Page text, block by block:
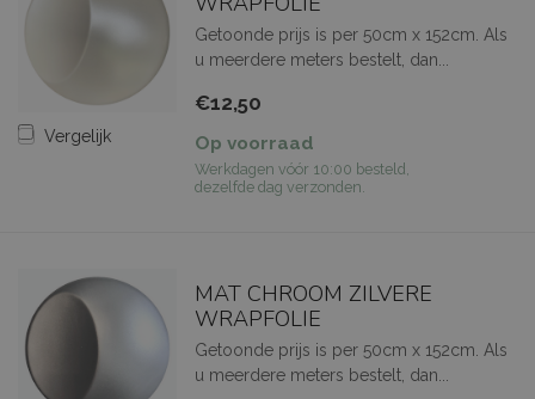
Vergelijk
Getoonde prijs is per 50cm x 152cm. Als
u meerdere meters bestelt, dan...
€12,50
Op voorraad
Werkdagen vóór 10:00 besteld,
dezelfde dag verzonden.
MAT CHROOM ZILVERE
WRAPFOLIE
Getoonde prijs is per 50cm x 152cm. Als
u meerdere meters bestelt, dan...